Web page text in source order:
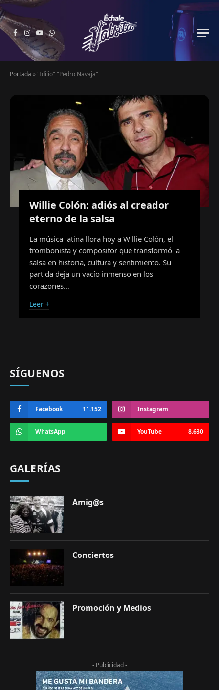
Facebook
Instagram
YouTubeWhatsApp
Portada » "Idilio" "Pedro Navaja"
Willie Colón: adiós al creador
eterno de la salsa
La música latina llora hoy a Willie Colón, el
trombonista y compositor que transformó la
salsa en historia, cultura y sentimiento. Su
partida deja un vacío inmenso en los
corazones…
Leer +
SÍGUENOS
Facebook 11.152 Instagram
WhatsApp YouTube 8.630
GALERÍAS
Amig@s
Conciertos
Promoción y Medios
- Publicidad -